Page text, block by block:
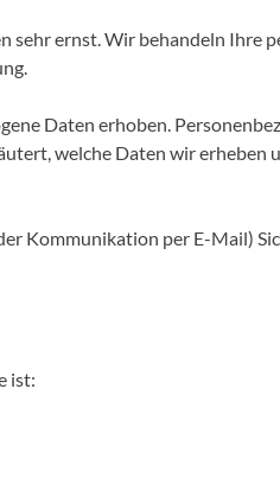
sehr ernst. Wir behandeln
Daten erhoben.
welche Daten wir erheben
Kommunikation per E-Mail)
ist: